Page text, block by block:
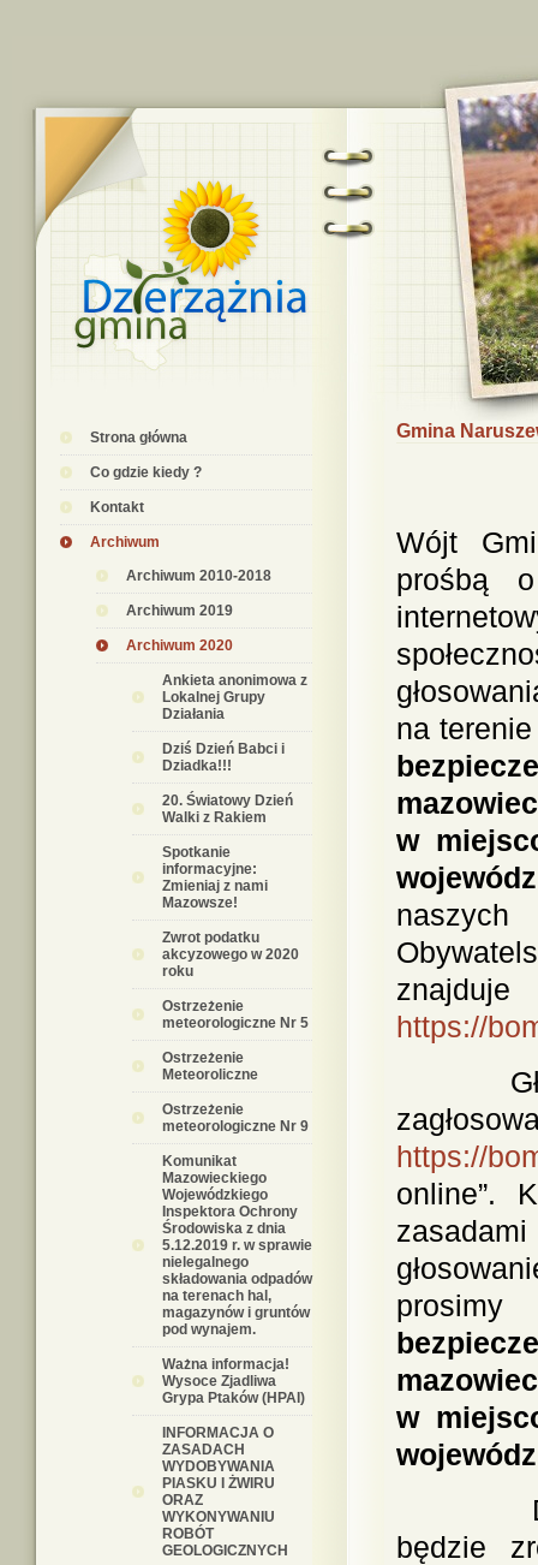
Strona główna
Co gdzie kiedy ?
Kontakt
Archiwum
Archiwum 2010-2018
Archiwum 2019
Archiwum 2020
Ankieta anonimowa z
Lokalnej Grupy
Działania
Dziś Dzień Babci i
Dziadka!!!
20. Światowy Dzień
Walki z Rakiem
Spotkanie
informacyjne:
Zmieniaj z nami
Mazowsze!
Zwrot podatku
akcyzowego w 2020
roku
Ostrzeżenie
meteorologiczne Nr 5
Ostrzeżenie
Meteoroliczne
Ostrzeżenie
meteorologiczne Nr 9
Komunikat
Mazowieckiego
Wojewódzkiego
Inspektora Ochrony
Środowiska z dnia
5.12.2019 r. w sprawie
nielegalnego
składowania odpadów
na terenach hal,
magazynów i gruntów
pod wynajem.
Ważna informacja!
Wysoce Zjadliwa
Grypa Ptaków (HPAI)
INFORMACJA O
ZASADACH
WYDOBYWANIA
PIASKU I ŻWIRU
ORAZ
WYKONYWANIU
ROBÓT
GEOLOGICZNYCH
Gmina
Wójt
prośbą
na
w
https://
https://
online”.
w
Dzięki
będzie